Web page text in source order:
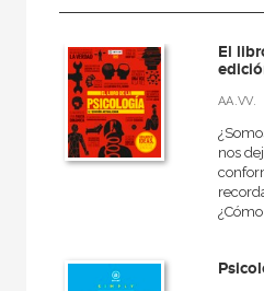
Psicología
MATERIAS
Cine
El
AA.VV.
nos